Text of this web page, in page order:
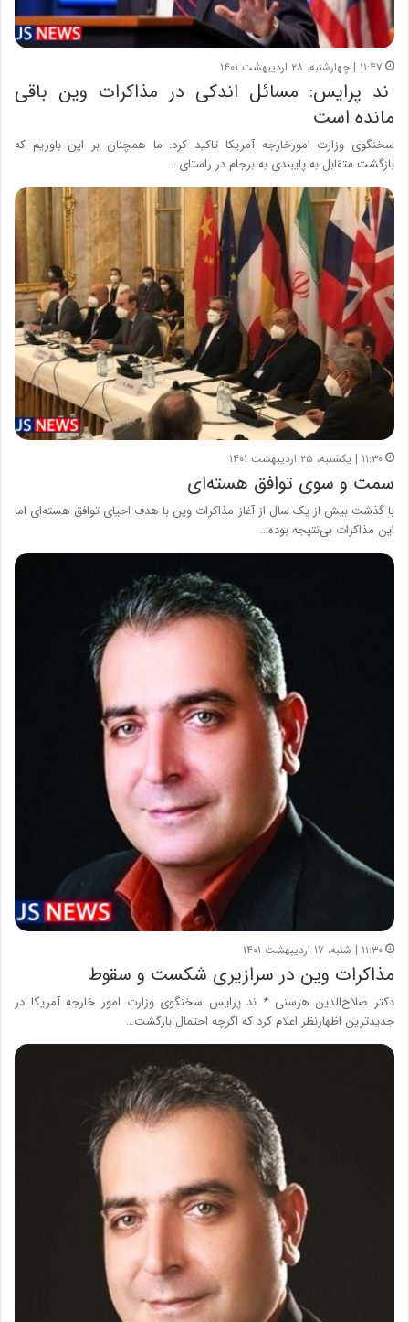
۱۱:۴۷ | چهارشنبه، ۲۸ اردیبهشت ۱۴۰۱
ند پرایس: مسائل اندکی در مذاکرات وین باقی
مانده است
سخنگوی وزارت امورخارجه آمریکا تاکید کرد: ما همچنان بر این باوریم که
بازگشت متقابل به پایبندی به برجام در راستای…
۱۱:۳۰ | یکشنبه، ۲۵ اردیبهشت ۱۴۰۱
سمت و سوی توافق هسته‌ای
با گذشت بیش از یک سال از آغاز مذاکرات وین با هدف احیای توافق هسته‌ای اما
این مذاکرات بی‌نتیجه بوده…
۱۱:۳۰ | شنبه، ۱۷ اردیبهشت ۱۴۰۱
مذاکرات وین در سرازیری شکست و سقوط
دکتر صلاح‌الدین هرسنی * ند پرایس سخنگوی وزارت امور خارجه آمریکا در
جدیدترین اظهارنظر اعلام کرد که اگرچه احتمال بازگشت…